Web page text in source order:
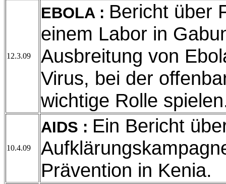
12.3.09
EBOLA : Bericht über
einem Labor in
Ausbreitung von
Virus, bei der
wichtige Rolle
10.4.09
AIDS : Ein Bericht
Prävention in Kenia.